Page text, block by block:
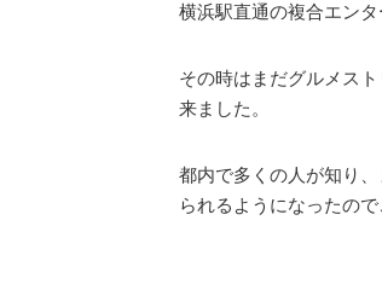
横浜駅直通の複合エン
その時はまだグルメス
来ました。
都内で多くの人が知り
られるようになったので